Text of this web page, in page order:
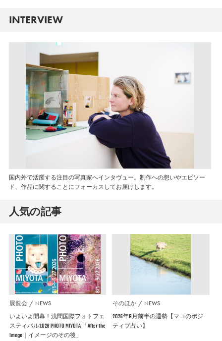
INTERVIEW
国内外で活躍する注目の写真家へインタヴュー。制作への想いやエピソー
ド、作品に関することにフォーカスしてお届けします。
人気の記事
展覧会 NEWS
いよいよ開幕！浅間国際フォトフェ
スティバル2026 PHOTO MIYOTA 「After the
Image｜イメージのその後」
そのほか NEWS
2026年8月前半の運勢【マコのポジ
ティブ占い】